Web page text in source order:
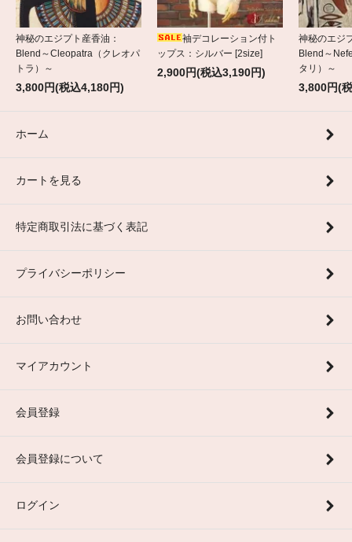
神秘のエジプト産香油：
Blend～Cleopatra（クレオパ
トラ）～
3,800円(税込4,180円)
袖デコレーション付ト
ップス：シルバー [2size]
2,900円(税込3,190円)
神秘のエジ
Blend～
タリ）～
3,800円(
ホーム
カートを見る
特定商取引法に基づく表記
プライバシーポリシー
お問い合わせ
マイアカウント
会員登録
会員登録について
ログイン